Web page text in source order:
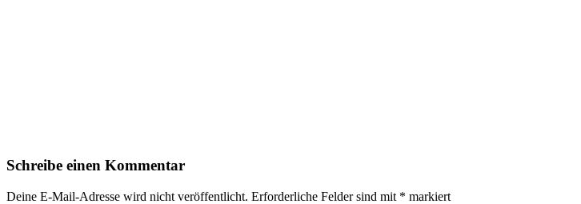
Schreibe einen Kommentar
Deine E-Mail-Adresse wird nicht veröffentlicht. Erforderliche Felder sind mit * markiert